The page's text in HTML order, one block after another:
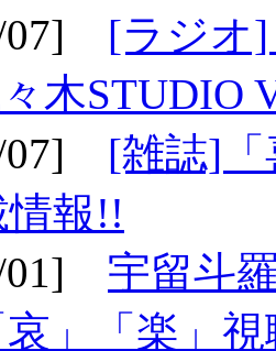
07] [ラジオ]
木STUDIO
07] [雑誌]「
情報!!
01] 宇留斗
哀」「楽」